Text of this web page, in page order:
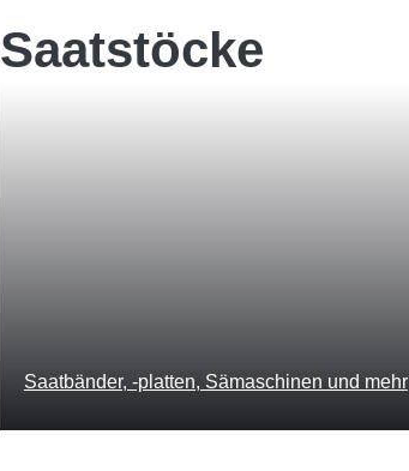
Saatstöcke
Saatbänder, -platten, Sämaschinen und mehr